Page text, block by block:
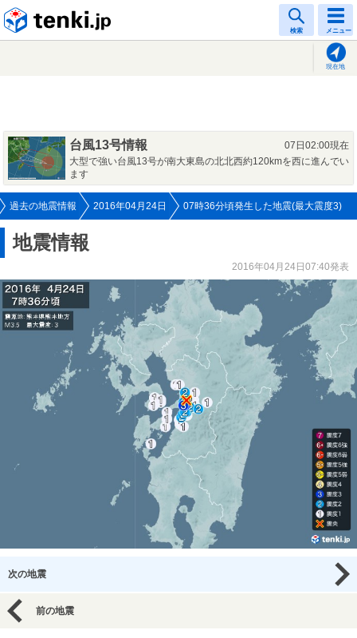
検索 メニュー
現在地
台風13号情報
07日02:00現在
大型で強い台風13号が南大東島の北北西約120kmを西に進んでい
ます
過去の地震情報 2016年04月24日 07時36分頃発生した地震(最大震度3)
地震情報
2016年04月24日07:40発表
次の地震
前の地震